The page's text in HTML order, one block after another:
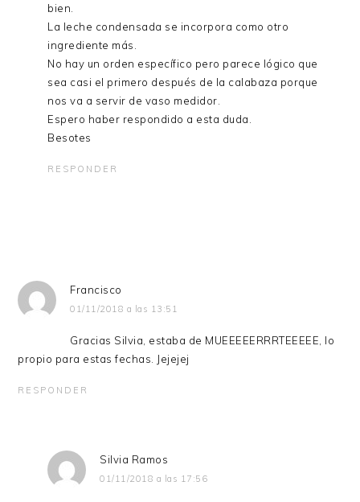
bien.
La leche condensada se incorpora como otro
ingrediente más.
No hay un orden específico pero parece lógico que
sea casi el primero después de la calabaza porque
nos va a servir de vaso medidor.
Espero haber respondido a esta duda.
Besotes
RESPONDER
Francisco
01/11/2018 a las 13:51
Gracias Silvia, estaba de MUEEEEERRRTEEEEE, lo
propio para estas fechas. Jejejej
RESPONDER
Silvia Ramos
01/11/2018 a las 17:56